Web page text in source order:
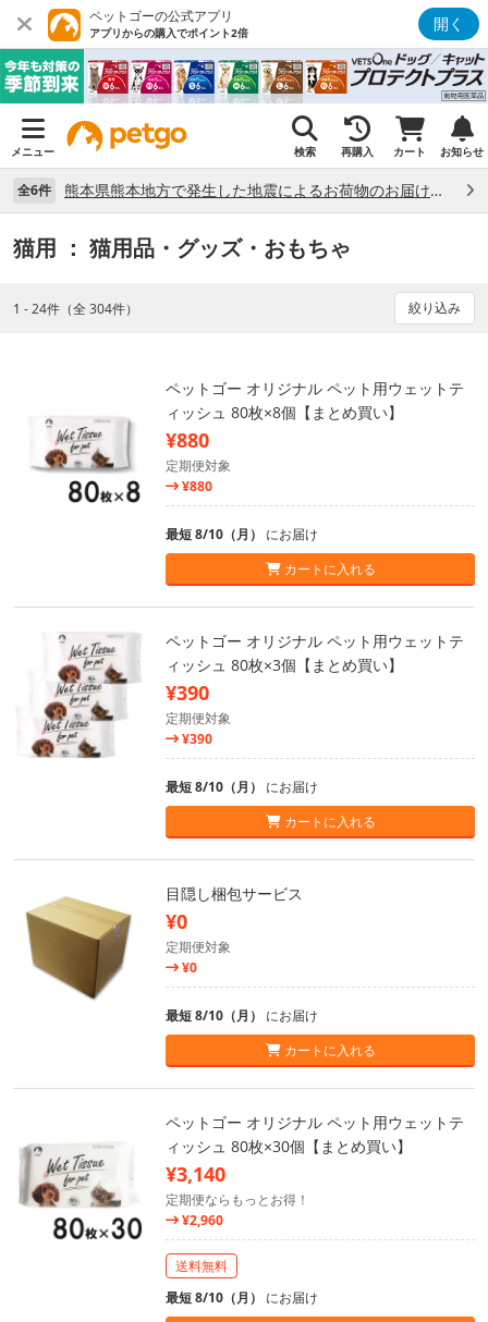
ペットゴーの公式アプリ
アプリからの購入でポイント2倍 開く
メニュー 検索 再購入 カート お知らせ
全6件 熊本県熊本地方で発生した地震によるお荷物のお届け状況について （7/28）
猫用 ： 猫用品・グッズ・おもちゃ
1 - 24件（全 304件） 絞り込み
ペットゴー オリジナル ペット用ウェットテ
ィッシュ 80枚×8個【まとめ買い】
¥880
定期便対象
¥880
最短 8/10（月） にお届け
カートに入れる
ペットゴー オリジナル ペット用ウェットテ
ィッシュ 80枚×3個【まとめ買い】
¥390
定期便対象
¥390
最短 8/10（月） にお届け
カートに入れる
目隠し梱包サービス
¥0
定期便対象
¥0
最短 8/10（月） にお届け
カートに入れる
ペットゴー オリジナル ペット用ウェットテ
ィッシュ 80枚×30個【まとめ買い】
¥3,140
定期便ならもっとお得！
¥2,960
送料無料
最短 8/10（月） にお届け